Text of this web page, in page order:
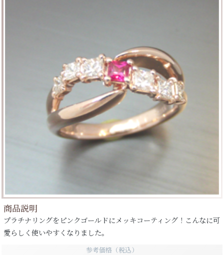
商品説明
プラチナリングをピンクゴールドにメッキコーティング！こんなに可
愛らしく使いやすくなりました。
参考価格（税込）